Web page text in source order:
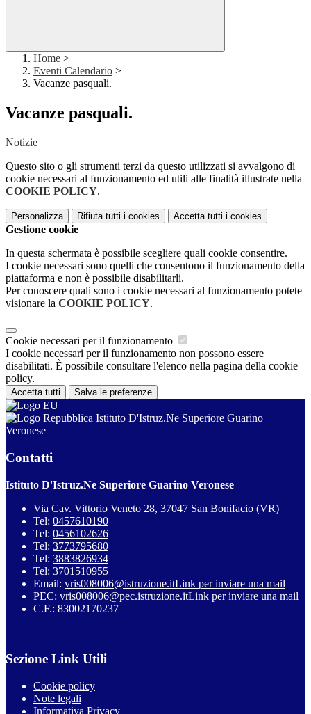
Home >
Eventi Calendario >
Vacanze pasquali.
Vacanze pasquali.
Notizie
Questo sito o gli strumenti terzi da questo utilizzati si avvalgono di
cookie necessari al funzionamento ed utili alle finalità illustrate nella
COOKIE POLICY.
Personalizza Rifiuta tutti i cookies Accetta tutti i cookies
Gestione cookie
In questa schermata è possibile scegliere quali cookie consentire.
I cookie necessari sono quelli che consentono il funzionamento della
piattaforma e non è possibile disabilitarli.
Per conoscere quali sono i cookie necessari al funzionamento potete
visionare la COOKIE POLICY.
Cookie necessari per il funzionamento
I cookie necessari per il funzionamento non possono essere
disabilitati. È possibile consultare l'elenco nella pagina della cookie
policy.
Accetta tutti Salva le preferenze
Istituto D'Istruz.Ne Superiore Guarino
Veronese
Contatti
Istituto D'Istruz.Ne Superiore Guarino Veronese
Via Cav. Vittorio Veneto 28, 37047 San Bonifacio (VR)
Tel: 0457610190
Tel: 0456102626
Tel: 3773795680
Tel: 3883826934
Tel: 3701510955
Email: vris008006@istruzione.itLink per inviare una mail
PEC: vris008006@pec.istruzione.itLink per inviare una mail
C.F.: 83002170237
Sezione Link Utili
Cookie policy
Note legali
Informativa Privacy